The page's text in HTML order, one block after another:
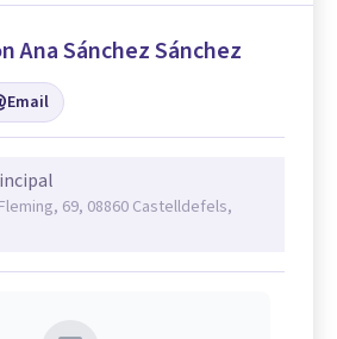
Ana Sánchez Sánchez
Email
69, 08860 Castelldefels,